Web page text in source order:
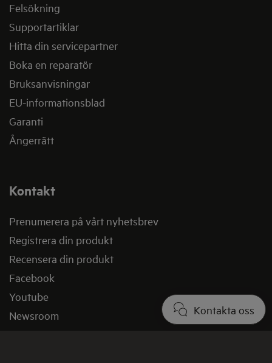
Kontakta oss
Felsökning
Supportartiklar
Hitta din servicepartner
Boka en reparatör
Bruksanvisningar
EU-informationsblad
Garanti
Ångerrätt
Kontakt
Prenumerera på vårt nyhetsbrev
Registrera din produkt
Recensera din produkt
Facebook
Youtube
Newsroom